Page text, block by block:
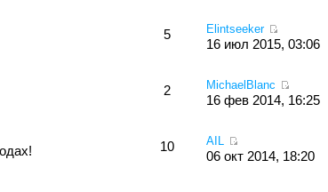
5 Elintseeker
16 июл 2015, 03:06
2 MichaelBlanc
16 фев 2014, 16:25
10 AIL
06 окт 2014, 18:20